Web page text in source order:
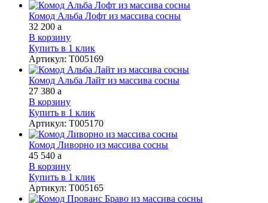
Комод Альба Лофт из массива сосны
32 200 a
В корзину
Купить в 1 клик
Артикул: Т005169
Комод Альба Лайт из массива сосны
27 380 a
В корзину
Купить в 1 клик
Артикул: Т005170
Комод Ливорно из массива сосны
45 540 a
В корзину
Купить в 1 клик
Артикул: Т005165